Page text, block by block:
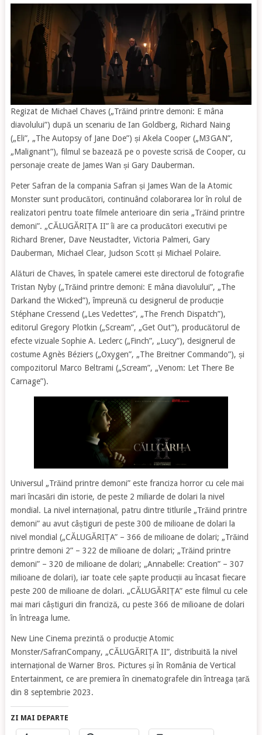
Regizat de Michael Chaves („Trăind printre demoni: E mâna
diavolului”) după un scenariu de Ian Goldberg, Richard Naing
(„Eli”, „The Autopsy of Jane Doe”) și Akela Cooper („M3GAN”,
„Malignant”), filmul se bazează pe o poveste scrisă de Cooper, cu
personaje create de James Wan și Gary Dauberman.
Peter Safran de la compania Safran și James Wan de la Atomic
Monster sunt producători, continuând colaborarea lor în rolul de
realizatori pentru toate filmele anterioare din seria „Trăind printre
demoni”. „CĂLUGĂRIȚA II” îi are ca producători executivi pe
Richard Brener, Dave Neustadter, Victoria Palmeri, Gary
Dauberman, Michael Clear, Judson Scott și Michael Polaire.
Alături de Chaves, în spatele camerei este directorul de fotografie
Tristan Nyby („Trăind printre demoni: E mâna diavolului”, „The
Darkand the Wicked”), împreună cu designerul de producție
Stéphane Cressend („Les Vedettes”, „The French Dispatch”),
editorul Gregory Plotkin („Scream”, „Get Out”), producătorul de
efecte vizuale Sophie A. Leclerc („Finch”, „Lucy”), designerul de
costume Agnès Béziers („Oxygen”, „The Breitner Commando”), și
compozitorul Marco Beltrami („Scream”, „Venom: Let There Be
Carnage”).
Universul „Trăind printre demoni” este franciza horror cu cele mai
mari încasări din istorie, de peste 2 miliarde de dolari la nivel
mondial. La nivel internațional, patru dintre titlurile „Trăind printre
demoni” au avut câștiguri de peste 300 de milioane de dolari la
nivel mondial („CĂLUGĂRIȚA” – 366 de milioane de dolari; „Trăind
printre demoni 2” – 322 de milioane de dolari; „Trăind printre
demoni” – 320 de milioane de dolari; „Annabelle: Creation” – 307
milioane de dolari), iar toate cele șapte producții au încasat fiecare
peste 200 de milioane de dolari. „CĂLUGĂRIȚA” este filmul cu cele
mai mari câștiguri din franciză, cu peste 366 de milioane de dolari
în întreaga lume.
New Line Cinema prezintă o producție Atomic
Monster/SafranCompany, „CĂLUGĂRIȚA II”, distribuită la nivel
internațional de Warner Bros. Pictures și în România de Vertical
Entertainment, ce are premiera în cinematografele din întreaga țară
din 8 septembrie 2023.
ZI MAI DEPARTE